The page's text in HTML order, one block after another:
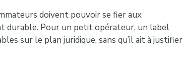
doivent pouvoir se fier aux
durable. Pour un petit opérateur, un label
sur le plan juridique, sans qu’il ait à justifier